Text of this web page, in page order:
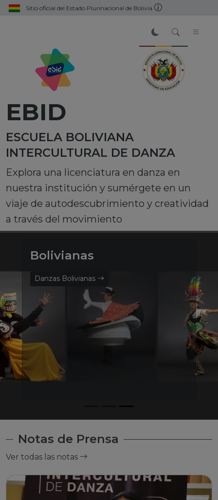
Sitio oficial del Estado Plurinacional de Bolivia
EBID
ESCUELA BOLIVIANA
INTERCULTURAL DE DANZA
Explora una licenciatura en danza en
nuestra institución y sumérgete en un
viaje de autodescubrimiento y creatividad
a través del movimiento
Bolivianas
Danzas Bolivianas
Notas de Prensa
Ver todas las notas